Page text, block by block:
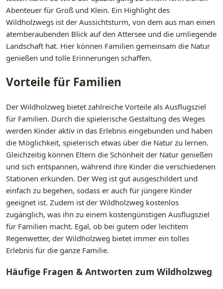
Abenteuer für Groß und Klein. Ein Highlight des
Wildholzwegs ist der Aussichtsturm, von dem aus man einen
atemberaubenden Blick auf den Attersee und die umliegende
Landschaft hat. Hier können Familien gemeinsam die Natur
genießen und tolle Erinnerungen schaffen.
Vorteile für Familien
Der Wildholzweg bietet zahlreiche Vorteile als Ausflugsziel
für Familien. Durch die spielerische Gestaltung des Weges
werden Kinder aktiv in das Erlebnis eingebunden und haben
die Möglichkeit, spielerisch etwas über die Natur zu lernen.
Gleichzeitig können Eltern die Schönheit der Natur genießen
und sich entspannen, während ihre Kinder die verschiedenen
Stationen erkunden. Der Weg ist gut ausgeschildert und
einfach zu begehen, sodass er auch für jüngere Kinder
geeignet ist. Zudem ist der Wildholzweg kostenlos
zugänglich, was ihn zu einem kostengünstigen Ausflugsziel
für Familien macht. Egal, ob bei gutem oder leichtem
Regenwetter, der Wildholzweg bietet immer ein tolles
Erlebnis für die ganze Familie.
Häufige Fragen & Antworten zum Wildholzweg